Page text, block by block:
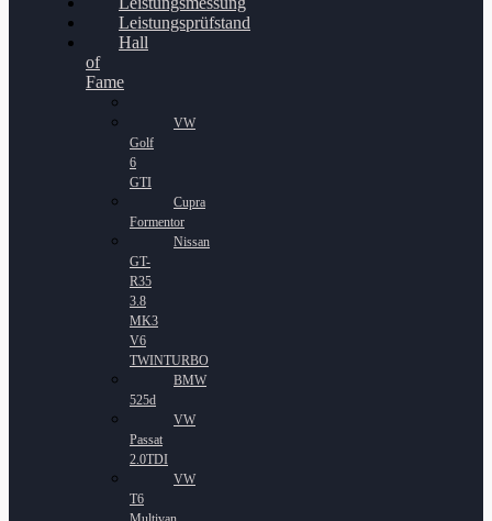
Leistungsprüfstand
Hall
of
Fame
VW
Golf
6
GTI
Cupra
Formentor
Nissan
GT-
R35
3.8
MK3
V6
TWINTURBO
BMW
525d
VW
Passat
2.0TDI
VW
T6